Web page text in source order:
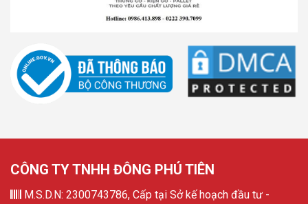
CÔNG TY TNHH ĐÔNG PHÚ TIÊN
M.S.D.N: 2300743786, Cấp tại Sở kế hoạch đầu tư -